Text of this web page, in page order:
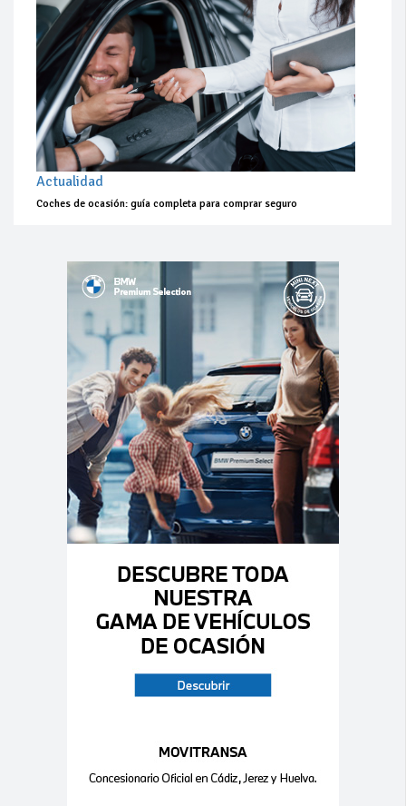
Actualidad
Coches de ocasión: guía completa para comprar seguro